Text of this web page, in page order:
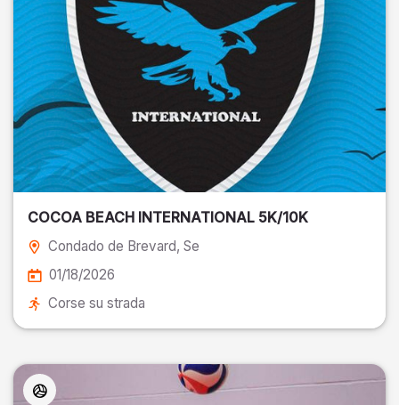
COCOA BEACH INTERNATIONAL 5K/10K
Condado de Brevard, Se
01/18/2026
Corse su strada